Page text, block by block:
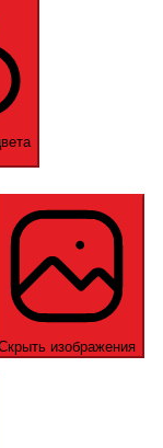
изображения